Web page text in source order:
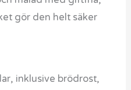
gör den helt säker
inklusive brödrost,